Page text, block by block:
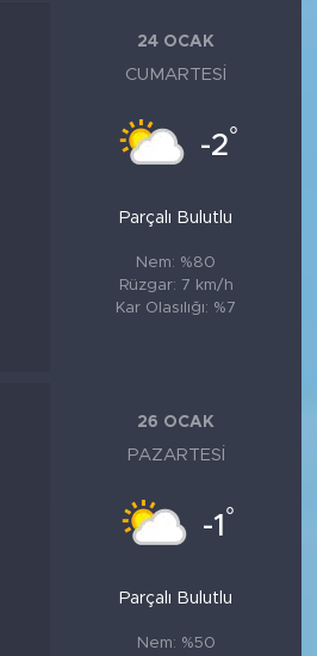
24 OCAK
CUMARTESI
-2°
Parçalı Bulutlu
Nem: %80
Rüzgar: 7 km/h
Kar Olasılığı: %7
26 OCAK
PAZARTESI
-1 °
Parçalı Bulutlu
Nem: %50